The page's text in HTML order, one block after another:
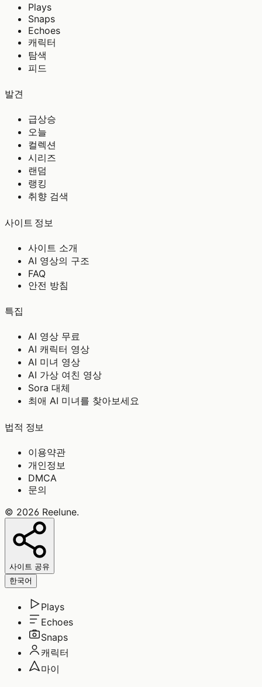
Plays
Snaps
Echoes
캐릭터
탐색
피드
발견
급상승
오늘
컬렉션
시리즈
랜덤
랭킹
취향 검색
사이트 정보
사이트 소개
AI 영상의 구조
FAQ
안전 방침
특집
AI 영상 무료
AI 캐릭터 영상
AI 미녀 영상
AI 가상 여친 영상
Sora 대체
최애 AI 미녀를 찾아보세요
법적 정보
이용약관
개인정보
DMCA
문의
© 2026 Reelune.
사이트 공유
한국어
Plays
Echoes
Snaps
캐릭터
마이